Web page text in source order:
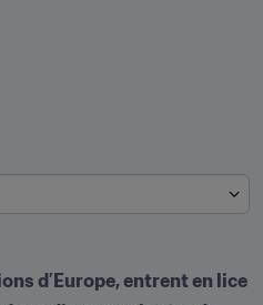
d’Europe, entrent en lice